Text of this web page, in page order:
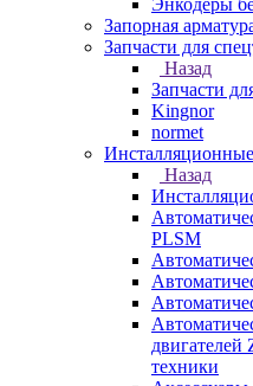
Энкодеры
Запорная
Запчасти для
Назад
Запчасти
Kingnor
normet
Назад
PLSM
двигателей
техники